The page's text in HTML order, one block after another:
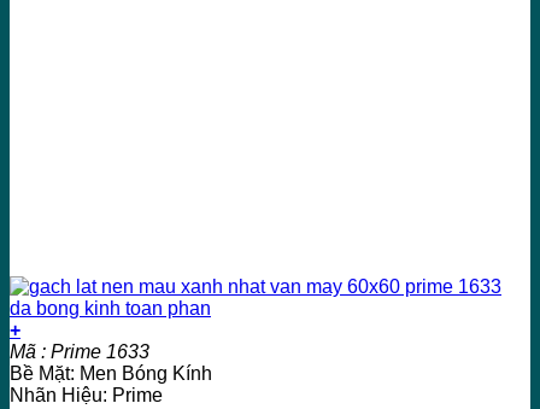
+
Mã : Prime 1633
Bề Mặt: Men Bóng Kính
Nhãn Hiệu: Prime